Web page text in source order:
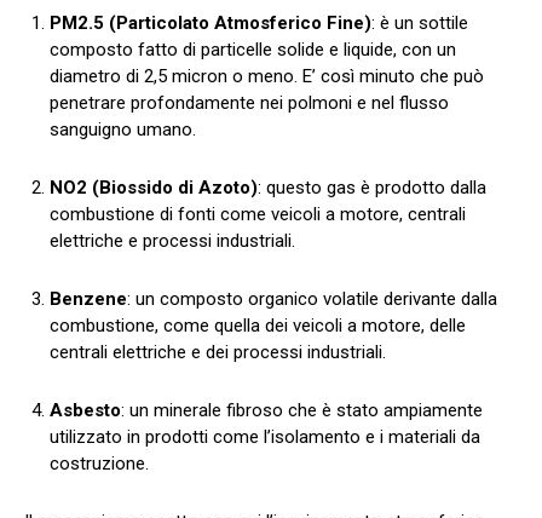
PM2.5 (Particolato Atmosferico Fine): è un sottile
composto fatto di particelle solide e liquide, con un
diametro di 2,5 micron o meno. E’ così minuto che può
penetrare profondamente nei polmoni e nel flusso
sanguigno umano.
NO2 (Biossido di Azoto): questo gas è prodotto dalla
combustione di fonti come veicoli a motore, centrali
elettriche e processi industriali.
Benzene: un composto organico volatile derivante dalla
combustione, come quella dei veicoli a motore, delle
centrali elettriche e dei processi industriali.
Asbesto: un minerale fibroso che è stato ampiamente
utilizzato in prodotti come l’isolamento e i materiali da
costruzione.